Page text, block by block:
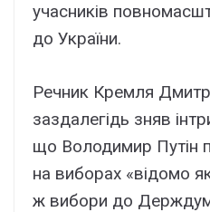
учасників
до України.
Речник Кремля
заздалегідь зняв
що Володимир Путін
на виборах «відомо
ж вибори до